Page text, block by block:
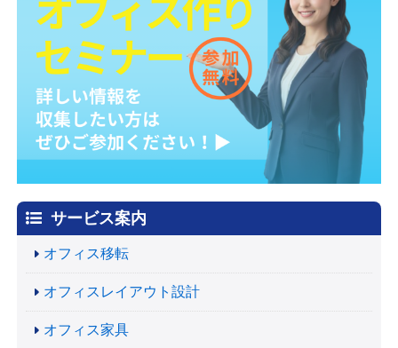
サービス案内
オフィス移転
オフィスレイアウト設計
オフィス家具